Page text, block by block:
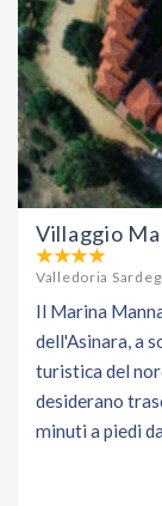
Villaggio
Valledoria
Il Marina
dell'Asinara, a
turistica del
desiderano
minuti a piedi